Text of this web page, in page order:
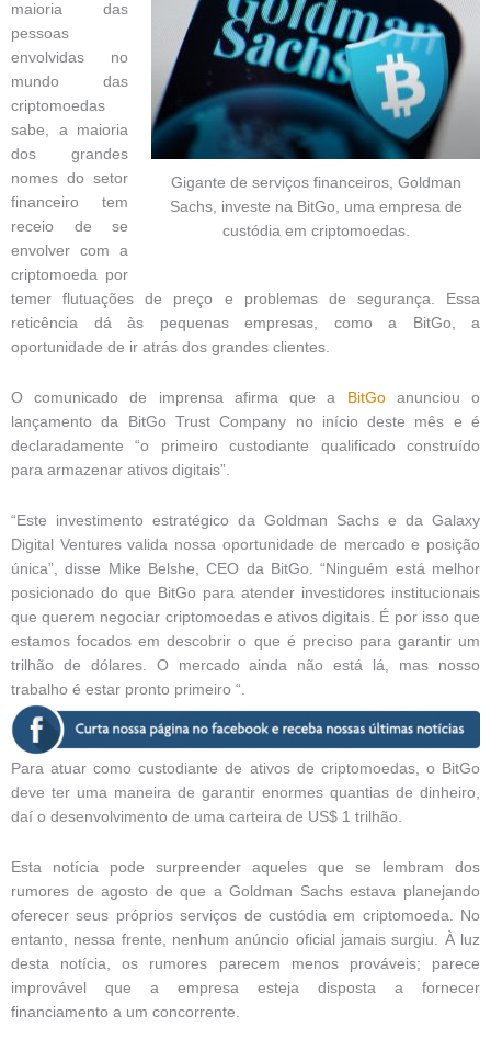
Gigante de serviços financeiros, Goldman
Sachs, investe na BitGo, uma empresa de
custódia em criptomoedas.
maioria das
pessoas
envolvidas no
mundo das
criptomoedas
sabe, a maioria
dos grandes
nomes do setor
financeiro tem
receio de se
envolver com a
criptomoeda por
temer flutuações de preço e problemas de segurança. Essa
reticência dá às pequenas empresas, como a BitGo, a
oportunidade de ir atrás dos grandes clientes.
O comunicado de imprensa afirma que a BitGoanunciou o
lançamento da BitGo Trust Company no início deste mês e é
declaradamente “o primeiro custodiante qualificado construído
para armazenar ativos digitais”.
“Este investimento estratégico da Goldman Sachs e da Galaxy
Digital Ventures valida nossa oportunidade de mercado e posição
única”, disse Mike Belshe, CEO da BitGo. “Ninguém está melhor
posicionado do que BitGo para atender investidores institucionais
que querem negociar criptomoedas e ativos digitais. É por isso que
estamos focados em descobrir o que é preciso para garantir um
trilhão de dólares. O mercado ainda não está lá, mas nosso
trabalho é estar pronto primeiro “.
Para atuar como custodiante de ativos de criptomoedas, o BitGo
deve ter uma maneira de garantir enormes quantias de dinheiro,
daí o desenvolvimento de uma carteira de US$ 1 trilhão.
Esta notícia pode surpreender aqueles que se lembram dos
rumores de agosto de que a Goldman Sachs estava planejando
oferecer seus próprios serviços de custódia em criptomoeda. No
entanto, nessa frente, nenhum anúncio oficial jamais surgiu. À luz
desta notícia, os rumores parecem menos prováveis; parece
improvável que a empresa esteja disposta a fornecer
financiamento a um concorrente.